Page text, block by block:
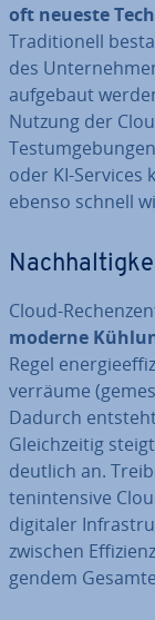
oft neueste
Tra­di­tio­nell
des
aufgebaut
Nutzung der
oder KI-
ebenso schnell
Cloud-
moderne
Regel
ver­räu­me
Dadurch
Gleich­zei­tig
deutlich an.
ten­in­ten­si­ve
digitaler
zwischen
gen­dem